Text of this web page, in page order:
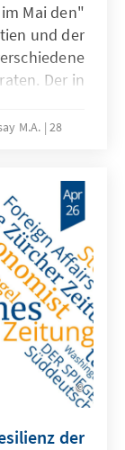
Mai den
und der
Der in
ein tief
Die
durch die
USA und
die NATO
gerät.
M.A. 28 במאי 2026
der